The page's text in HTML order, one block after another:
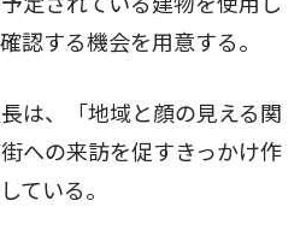
認する機会を用意する。
は、「地域と顔の見える関
への来訪を促すきっかけ作
ている。